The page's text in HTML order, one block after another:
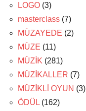
LOGO (3)
masterclass (7)
MÜZAYEDE (2)
MÜZE (11)
MÜZİK (281)
MÜZİKALLER (7)
MÜZİKLİ OYUN (3)
ÖDÜL (162)